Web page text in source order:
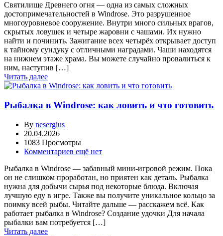
Святилище Древнего огня — одна из самых сложных
достопримечательностей в Windrose. Это разрушенное
многоуровневое сооружение. Внутри много сильных врагов,
скрытых ловушек и четыре жаровни с чашами. Их нужно
найти и починить. Зажигание всех четырёх открывает доступ
к тайному сундуку с отличными наградами. Чаши находятся
на нижнем этаже храма. Вы можете случайно провалиться к
ним, наступив […]
Читать далее
Рыбалка в Windrose: как ловить и что готовить
By nesergius
20.04.2026
1083 Просмотры
Комментариев ещё нет
Рыбалка в Windrose — забавный мини-игровой режим. Пока
он не слишком проработан, но приятен как деталь. Рыбалка
нужна для добычи сырья под некоторые блюда. Включая
лучшую еду в игре. Также вы получите уникальное кольцо за
поимку всей рыбы. Читайте дальше — расскажем всё. Как
работает рыбалка в Windrose? Создание удочки Для начала
рыбалки вам потребуется […]
Читать далее